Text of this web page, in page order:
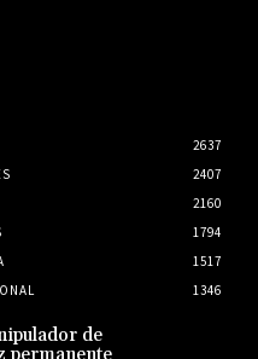
2637
2407
2160
1794
1517
1346
de